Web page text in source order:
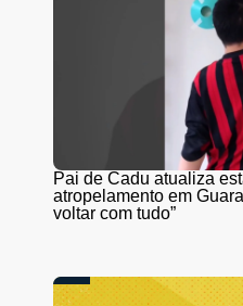
Pai de Cadu atualiza
atropelamento em
voltar com tudo”